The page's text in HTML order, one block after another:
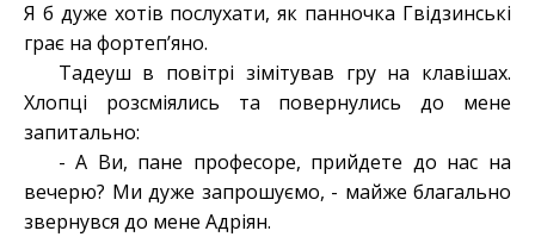
Я б дуже хотів послухати, як панночка Гвідзинські
грає на фортеп’яно.
Тадеуш в повітрі зімітував гру на клавішах.
Хлопці розсміялись та повернулись до мене
запитально:
- А Ви, пане професоре, прийдете до нас на
вечерю? Ми дуже запрошуємо, - майже благально
звернувся до мене Адріян.